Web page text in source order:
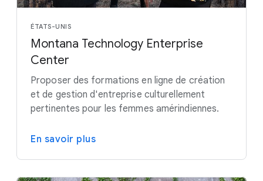
ÉTATS-UNIS
Montana Technology Enterprise
Center
Proposer des formations en ligne de création
et de gestion d'entreprise culturellement
pertinentes pour les femmes amérindiennes.
En savoir plus